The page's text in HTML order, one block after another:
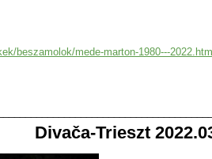
beszamolok/mede-marton-1980---
Divača-Trieszt